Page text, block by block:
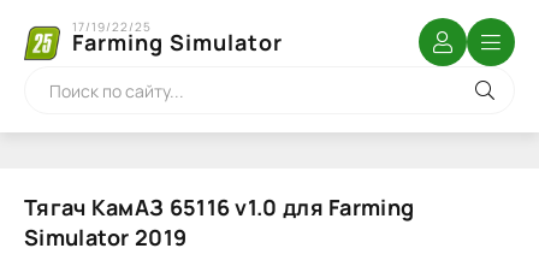
Farming Simulator
17/19/22/25
Тягач КамАЗ 65116 v1.0 для Farming
Simulator 2019